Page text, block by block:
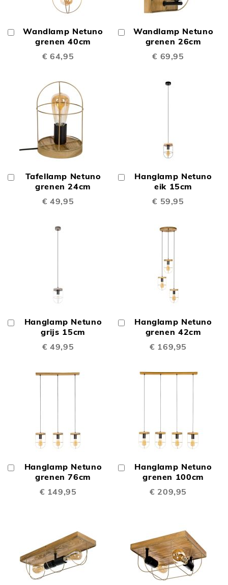
Wandlamp Netuno
grenen 40cm
€ 64,95
In
Winkelwagen
Wandlamp Netuno
grenen 26cm
€ 69,95
Winkelwagen
Tafellamp Netuno
grenen 24cm
€ 49,95
Winkelwagen
Hanglamp Netuno
eik 15cm
€ 59,95
Winkelwagen
Hanglamp Netuno
grijs 15cm
€ 49,95
Winkelwagen
Hanglamp Netuno
grenen 42cm
€ 169,95
Winkelwagen
Hanglamp Netuno
grenen 76cm
€ 149,95
Winkelwagen
Hanglamp Netuno
grenen 100cm
€ 209,95
Winkelwagen